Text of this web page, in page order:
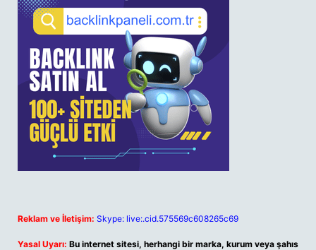
Reklam ve İletişim: Skype: live:.cid.575569c608265c69
Yasal Uyarı: Bu internet sitesi, herhangi bir marka, kurum veya şahıs